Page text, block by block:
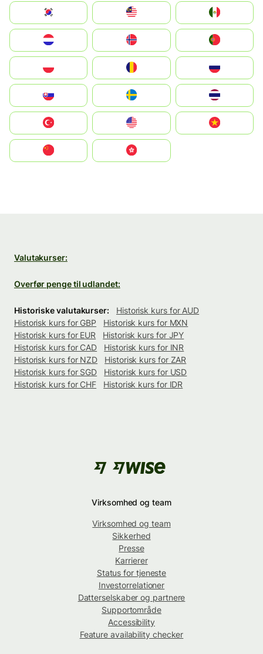
South Korea
United States
中國香港特別行政區
Valutakurser:
Overfør penge til udlandet:
Historiske valutakurser:
Historisk kurs for AUD
Historisk kurs for GBP
Historisk kurs for MXN
Historisk kurs for EUR
Historisk kurs for JPY
Historisk kurs for CAD
Historisk kurs for INR
Historisk kurs for NZD
Historisk kurs for ZAR
Historisk kurs for SGD
Historisk kurs for USD
Historisk kurs for CHF
Historisk kurs for IDR
Virksomhed og team
Virksomhed og team
Sikkerhed
Presse
Karrierer
Status for tjeneste
Investorrelationer
Datterselskaber og partnere
Supportområde
Accessibility
Feature availability checker